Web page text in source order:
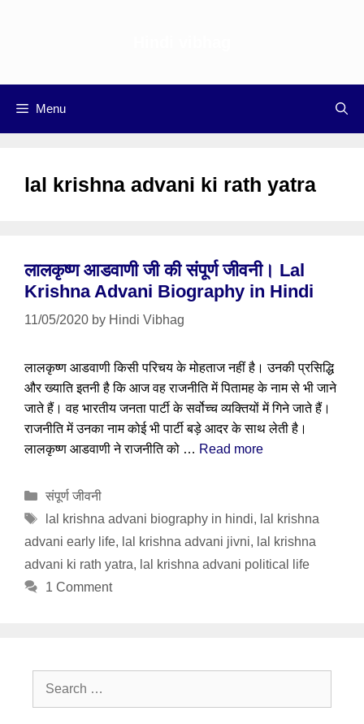
Menu
lal krishna advani ki rath yatra
लालकृष्ण आडवाणी जी की संपूर्ण जीवनी। Lal
Krishna Advani Biography in Hindi
11/05/2020 by Hindi Vibhag
लालकृष्ण आडवाणी किसी परिचय के मोहताज नहीं है। उनकी प्रसिद्धि
और ख्याति इतनी है कि आज वह राजनीति में पितामह के नाम से भी जाने
जाते हैं। वह भारतीय जनता पार्टी के सर्वोच्च व्यक्तियों में गिने जाते हैं।
राजनीति में उनका नाम कोई भी पार्टी बड़े आदर के साथ लेती है।
लालकृष्ण आडवाणी ने राजनीति को … Read more
Categories
संपूर्ण जीवनी
Tags
lal krishna advani biography in hindi, lal krishna
advani early life, lal krishna advani jivni, lal krishna
advani ki rath yatra, lal krishna advani political life
1 Comment
Search